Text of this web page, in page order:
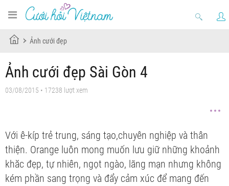
Ảnh cưới đẹp
Ảnh cưới đẹp Sài Gòn 4
03/08/2015 • 17238 lượt xem
Với ê-kíp trẻ trung, sáng tạo,chuyên nghiệp và thân
thiện. Orange luôn mong muốn lưu giữ những khoảnh
khăc đẹp, tự nhiên, ngọt ngào, lãng mạn nhưng không
kém phần sang trọng và đẩy cảm xúc để mang đến